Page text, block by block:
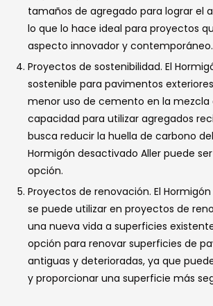
tamaños de agregado para lograr el
lo que lo hace ideal para proyectos
aspecto innovador y contemporáneo.
Proyectos de sostenibilidad. El
sostenible para pavimentos
menor uso de cemento en la mezcla
capacidad para utilizar agregados
busca reducir la huella de carbono
Hormigón desactivado Aller puede
opción.
Proyectos de renovación. El
se puede utilizar en proyectos de
una nueva vida a superficies
opción para renovar superficies de
antiguas y deterioradas, ya que
y proporcionar una superficie más